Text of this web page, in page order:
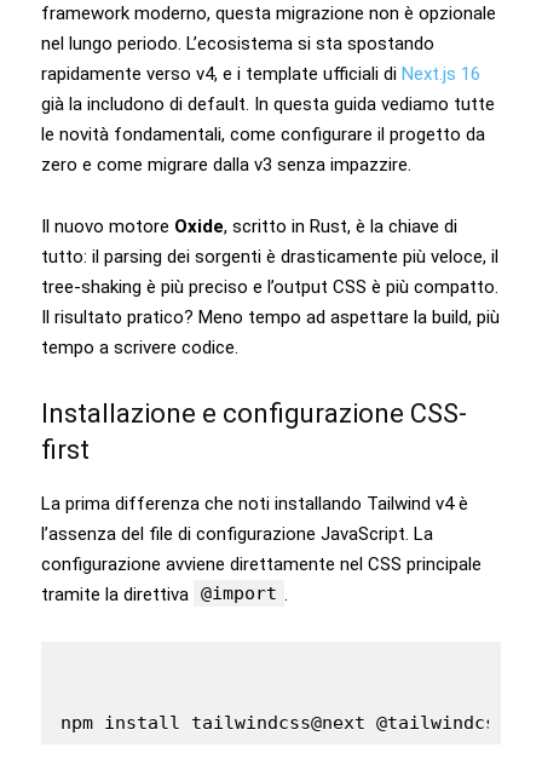
framework moderno, questa migrazione non è opzionale
nel lungo periodo. L’ecosistema si sta spostando
rapidamente verso v4, e i template ufficiali di Next.js 16
già la includono di default. In questa guida vediamo tutte
le novità fondamentali, come configurare il progetto da
zero e come migrare dalla v3 senza impazzire.
Il nuovo motore Oxide, scritto in Rust, è la chiave di
tutto: il parsing dei sorgenti è drasticamente più veloce, il
tree-shaking è più preciso e l’output CSS è più compatto.
Il risultato pratico? Meno tempo ad aspettare la build, più
tempo a scrivere codice.
Installazione e configurazione CSS-
first
La prima differenza che noti installando Tailwind v4 è
l’assenza del file di configurazione JavaScript. La
configurazione avviene direttamente nel CSS principale
tramite la direttiva @import
npm install tailwindcss@next @tailwindcss/